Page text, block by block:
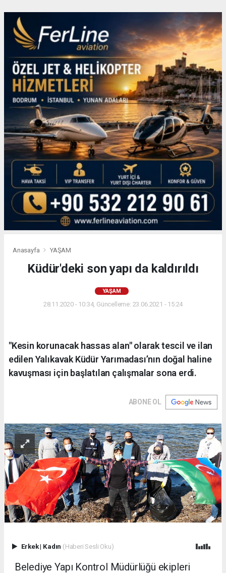
Anasayfa YAŞAM
Küdür'deki son yapı da kaldırıldı
YAŞAM
28.11.2020 - 10:34, Güncelleme: 23.06.2021 - 15:24
"Kesin korunacak hassas alan" olarak tescil ve ilan
edilen Yalıkavak Küdür Yarımadası’nın doğal haline
kavuşması için başlatılan çalışmalar sona erdi.
ABONE OL
Erkek| Kadın (Haberi Sesli Oku)
Belediye Yapı Kontrol Müdürlüğü ekipleri